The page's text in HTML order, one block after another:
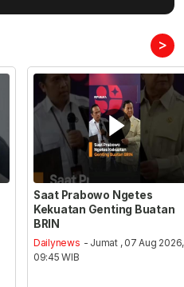
>
Saat Prabowo Ngetes
Kekuatan Genting Buatan
BRIN
Dailynews - Jumat , 07 Aug 2026,
09:45 WIB